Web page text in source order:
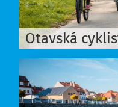
Otavská